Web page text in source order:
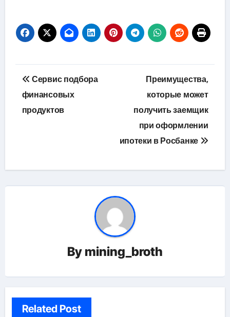
Навигация
по
записям
Сервис подбора
финансовых
продуктов
Преимущества,
которые может
получить заемщик
при оформлении
ипотеки в Росбанке
By mining_broth
Related Post